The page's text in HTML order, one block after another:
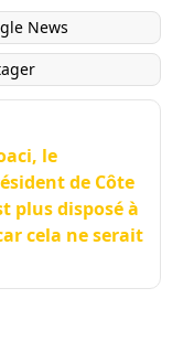
News
le
de Côte
plus disposé à
cela ne serait